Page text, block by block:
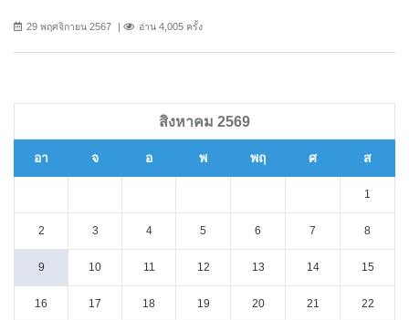
29 พฤศจิกายน 2567 อ่าน 4,005 ครั้ง
สิงหาคม 2569
อา จ อ พ พฤ ศ ส
1
2 3 4 5 6 7 8
9 10 11 12 13 14 15
16 17 18 19 20 21 22